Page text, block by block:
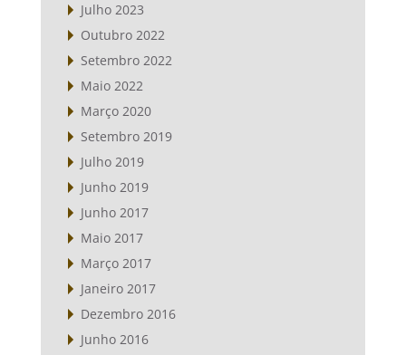
Julho 2023
Outubro 2022
Setembro 2022
Maio 2022
Março 2020
Setembro 2019
Julho 2019
Junho 2019
Junho 2017
Maio 2017
Março 2017
Janeiro 2017
Dezembro 2016
Junho 2016